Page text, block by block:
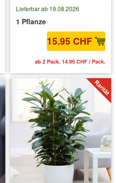
Lieferbar ab 19.08.2026
1 Pflanze
15.95 CHF
ab 2 Pack. 14.95 CHF / Pack.